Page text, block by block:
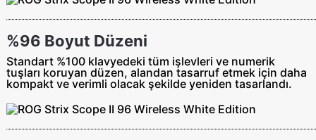
%96 Boyut Düzeni
Standart %100 klavyedeki tüm işlevleri ve numerik
tuşları koruyan düzen, alandan tasarruf etmek için daha
kompakt ve verimli olacak şekilde yeniden tasarlandı.